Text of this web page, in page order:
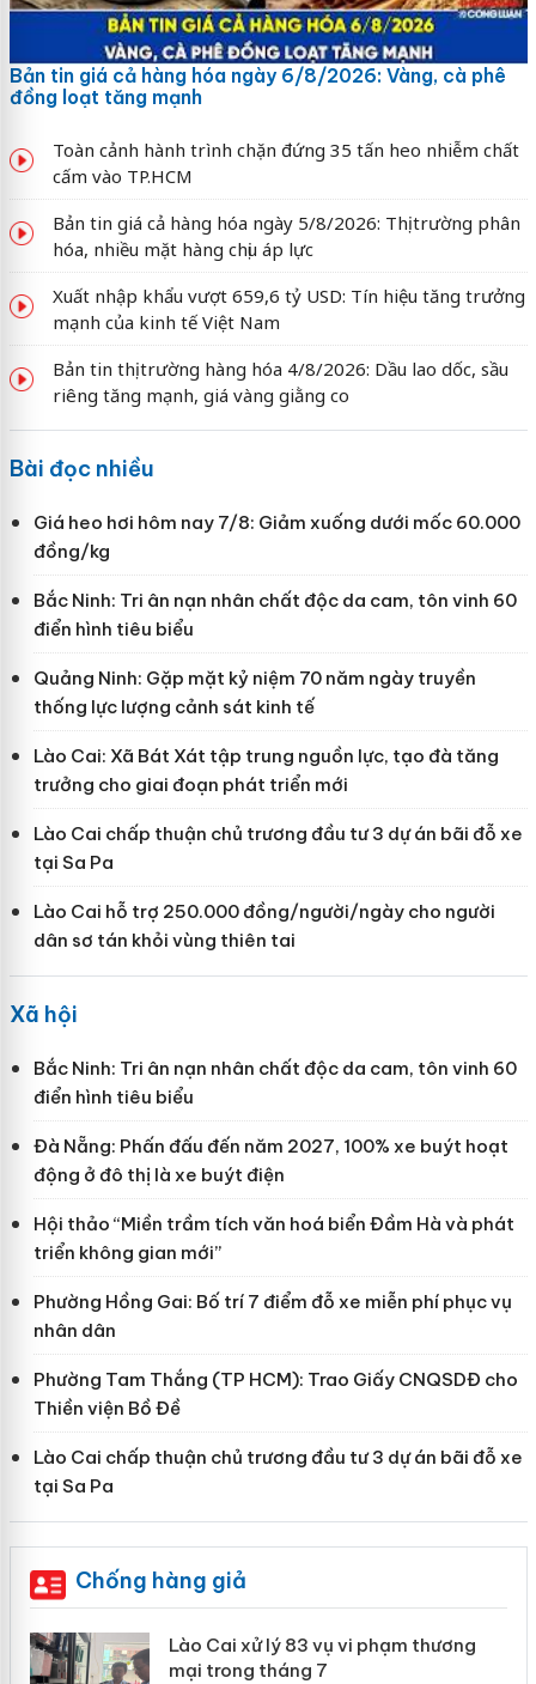
Bản tin giá cả hàng hóa ngày 6/8/2026: Vàng, cà phê
đồng loạt tăng mạnh
Toàn cảnh hành trình chặn đứng 35 tấn heo nhiễm chất
cấm vào TP.HCM
Bản tin giá cả hàng hóa ngày 5/8/2026: Thị trường phân
hóa, nhiều mặt hàng chịu áp lực
Xuất nhập khẩu vượt 659,6 tỷ USD: Tín hiệu tăng trưởng
mạnh của kinh tế Việt Nam
Bản tin thị trường hàng hóa 4/8/2026: Dầu lao dốc, sầu
riêng tăng mạnh, giá vàng giằng co
Bài đọc nhiều
Giá heo hơi hôm nay 7/8: Giảm xuống dưới mốc 60.000
đồng/kg
Bắc Ninh: Tri ân nạn nhân chất độc da cam, tôn vinh 60
điển hình tiêu biểu
Quảng Ninh: Gặp mặt kỷ niệm 70 năm ngày truyền
thống lực lượng cảnh sát kinh tế
Lào Cai: Xã Bát Xát tập trung nguồn lực, tạo đà tăng
trưởng cho giai đoạn phát triển mới
Lào Cai chấp thuận chủ trương đầu tư 3 dự án bãi đỗ xe
tại Sa Pa
Lào Cai hỗ trợ 250.000 đồng/người/ngày cho người
dân sơ tán khỏi vùng thiên tai
Xã hội
Bắc Ninh: Tri ân nạn nhân chất độc da cam, tôn vinh 60
điển hình tiêu biểu
Đà Nẵng: Phấn đấu đến năm 2027, 100% xe buýt hoạt
động ở đô thị là xe buýt điện
Hội thảo “Miền trầm tích văn hoá biển Đầm Hà và phát
triển không gian mới”
Phường Hồng Gai: Bố trí 7 điểm đỗ xe miễn phí phục vụ
nhân dân
Phường Tam Thắng (TP HCM): Trao Giấy CNQSDĐ cho
Thiền viện Bồ Đề
Lào Cai chấp thuận chủ trương đầu tư 3 dự án bãi đỗ xe
tại Sa Pa
Chống hàng giả
Lào Cai xử lý 83 vụ vi phạm thương
mại trong tháng 7